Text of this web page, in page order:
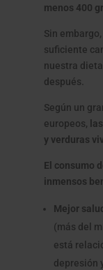
menos 400
Sin
suficiente
nuestra
después.
Según un
europeos,
y verduras
El consumo
inmensos
Mejor
(más del
está
depresión